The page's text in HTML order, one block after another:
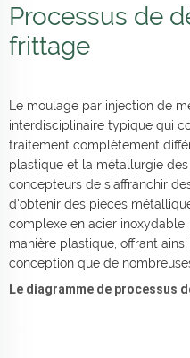
Processus de
frittage
Le moulage par injection de
interdisciplinaire typique qui
traitement complètement
plastique et la métallurgie
concepteurs de s'affranchir
d'obtenir des pièces
complexe en acier
manière plastique, offrant
conception que de
Le diagramme de processus